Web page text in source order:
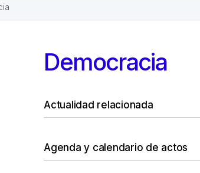
Democracia
Actualidad relacionada
Agenda y calendario de actos